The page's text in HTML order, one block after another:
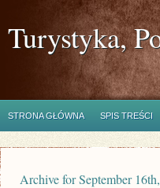
Turystyka,
STRONA GŁÓWNA SPIS TREŚCI
Archive for September